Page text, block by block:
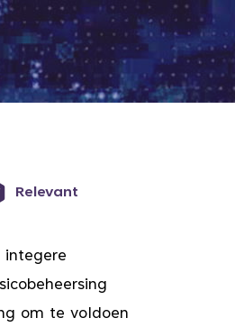
Relevant
integere
om te voldoen